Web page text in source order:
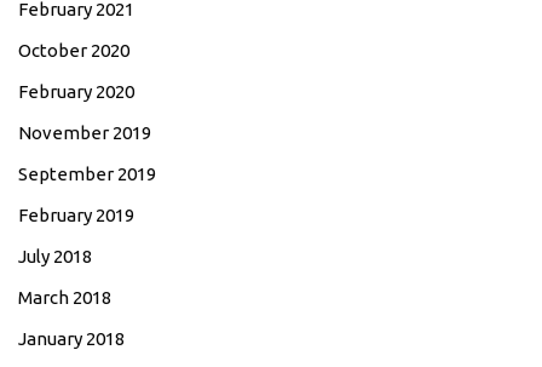
February 2021
October 2020
February 2020
November 2019
September 2019
February 2019
July 2018
March 2018
January 2018